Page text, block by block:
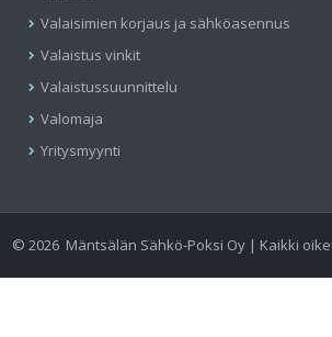
Valaisimien korjaus ja sähköasennus
Valaistus vinkit
Valaistussuunnittelu
Valomaja
Yritysmyynti
©2026 Mäntsälän Sähkö-Poksi Oy | Kaikki